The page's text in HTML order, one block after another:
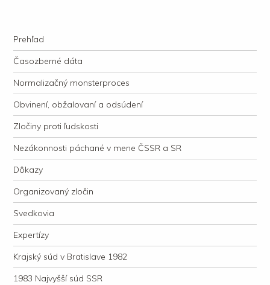
justície
Navigation
Skip to content
Prehľad
Časozberné dáta
Normalizačný monsterproces
Obvinení, obžalovaní a odsúdení
Zločiny proti ľudskosti
Nezákonnosti páchané v mene ČSSR a SR
Dôkazy
Organizovaný zločin
Svedkovia
Expertízy
Krajský súd v Bratislave 1982
1983 Najvyšší súd SSR